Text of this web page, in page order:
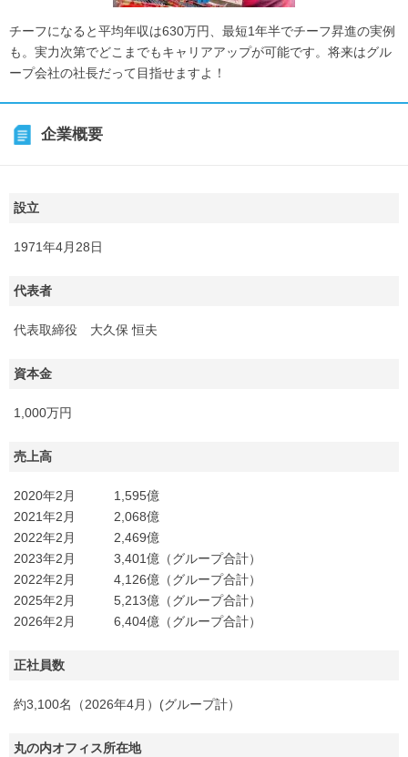
チーフになると平均年収は630万円、最短1年半でチーフ昇進の実例
も。実力次第でどこまでもキャリアアップが可能です。将来はグル
ープ会社の社長だって目指せますよ！
企業概要
設立
1971年4月28日
代表者
代表取締役 大久保 恒夫
資本金
1,000万円
売上高
2020年2月 1,595億
2021年2月 2,068億
2022年2月 2,469億
2023年2月 3,401億（グループ合計）
2022年2月 4,126億（グループ合計）
2025年2月 5,213億（グループ合計）
2026年2月 6,404億（グループ合計）
正社員数
約3,100名（2026年4月）(グループ計）
丸の内オフィス所在地